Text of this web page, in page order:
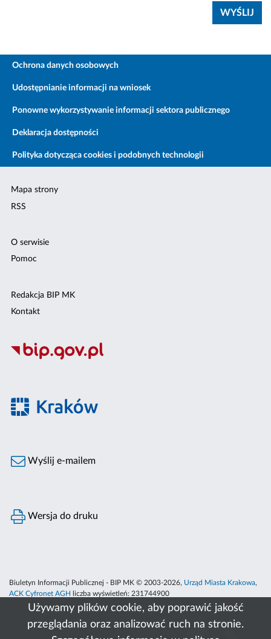
Używamy plików cookie, aby poprawić jakość
przeglądania oraz analizować ruch na stronie.
Ochrona danych osobowych
Udostępnianie informacji na wniosek
Ponowne wykorzystywanie informacji sektora publicznego
Deklaracja dostępności
Polityka dotycząca cookies i podobnych technologii
Mapa strony
RSS
O serwisie
Pomoc
Redakcja BIP MK
Kontakt
Wyślij e-mailem
Wersja do druku
Biuletyn Informacji Publicznej - BIP MK © 2003-2026, Urząd Miasta Krakowa,
ACK Cyfronet AGH
liczba wyświetleń: 231744900